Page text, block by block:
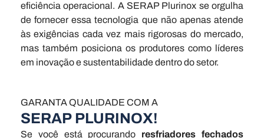
eficiência operacional. A SERAP Plurinox se orgulha
de fornecer essa tecnologia que não apenas atende
às exigências cada vez mais rigorosas do mercado,
mas também posiciona os produtores como líderes
em inovação e sustentabilidade dentro do setor.
GARANTA QUALIDADE COM A
SERAP PLURINOX!
Se você está procurando resfriadores fechados